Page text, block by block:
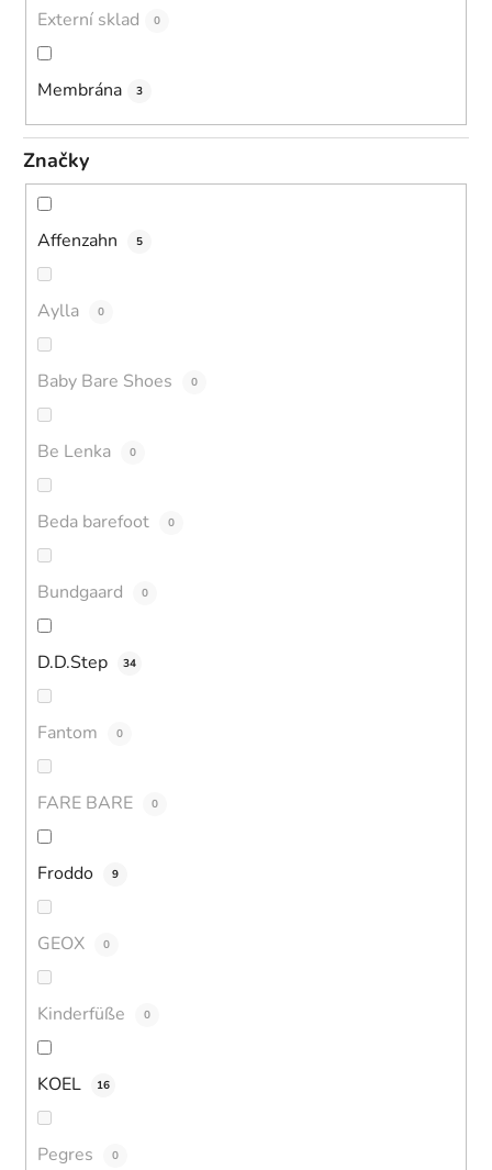
Externí sklad 0
Membrána 3
Značky
Affenzahn 5
Aylla 0
Baby Bare Shoes 0
Be Lenka 0
Beda barefoot 0
Bundgaard 0
D.D.Step 34
Fantom 0
FARE BARE 0
Froddo 9
GEOX 0
Kinderfüße 0
KOEL 16
Pegres 0